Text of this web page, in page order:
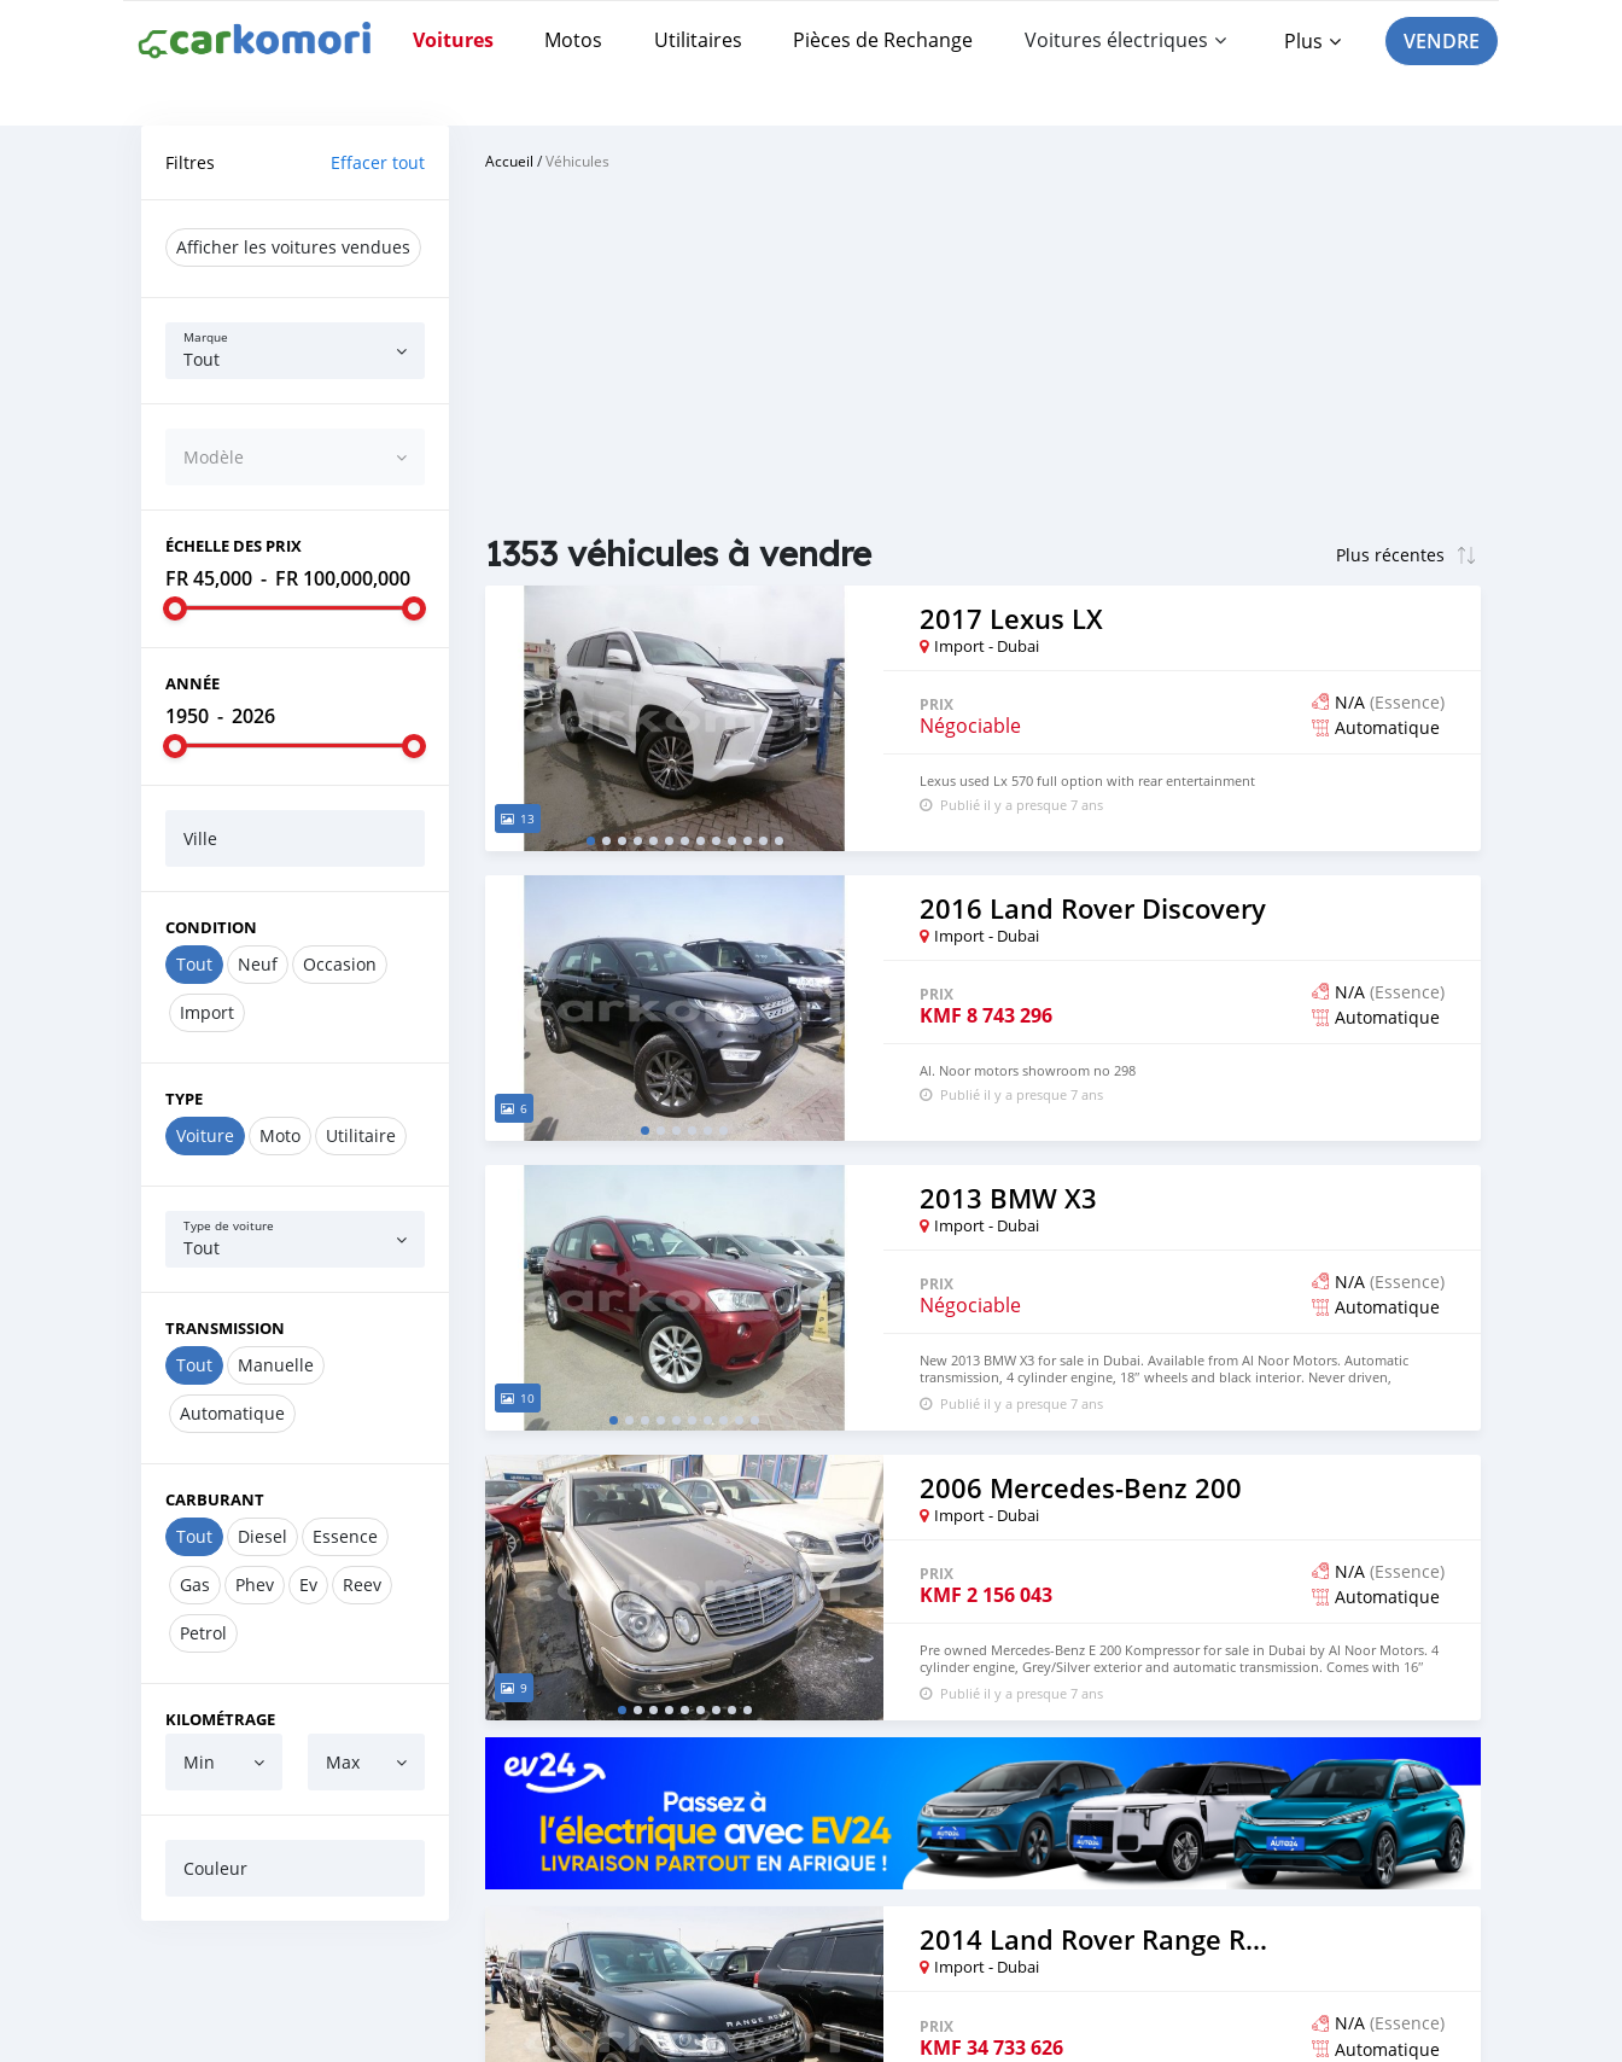
Voitures Motos Utilitaires Pièces de Rechange Voitures électriques Plus VENDRE
Filtres Effacer tout
Afficher les voitures vendues
Marque
Tout
Modèle
ÉCHELLE DES PRIX
FR 45,000 - FR 100,000,000
ANNÉE
1950 - 2026
Ville
CONDITION
Tout Neuf Occasion
Import
TYPE
Voiture Moto Utilitaire
Type de voiture
Tout
TRANSMISSION
Tout Manuelle
Automatique
CARBURANT
Tout Diesel Essence
Gas Phev Ev Reev
Petrol
KILOMÉTRAGE
Min Max
Couleur
Accueil /Véhicules
1353 véhicules à vendre
13
2017 Lexus LX
Import - Dubai
PRIX
Négociable
N/A (Essence)
Automatique
Lexus used Lx 570 full option with rear entertainment
Publié il y a presque 7 ans
6
2016 Land Rover Discovery
Import - Dubai
PRIX
KMF 8 743 296
N/A (Essence)
Automatique
Al. Noor motors showroom no 298
Publié il y a presque 7 ans
10
2013 BMW X3
Import - Dubai
PRIX
Négociable
N/A (Essence)
Automatique
New 2013 BMW X3 for sale in Dubai. Available from Al Noor Motors. Automatic
transmission, 4 cylinder engine, 18″ wheels and black interior. Never driven,
Imported specs.
Publié il y a presque 7 ans
9
2006 Mercedes-Benz 200
Import - Dubai
PRIX
KMF 2 156 043
N/A (Essence)
Automatique
Pre owned Mercedes-Benz E 200 Kompressor for sale in Dubai by Al Noor Motors. 4
cylinder engine, Grey/Silver exterior and automatic transmission. Comes with 16″
wheels and black interior. 37,701 kilometers on the odometer, Imported specs.
Publié il y a presque 7 ans
2014 Land Rover Range Rover
Import - Dubai
PRIX
KMF 34 733 626
N/A (Essence)
Automatique